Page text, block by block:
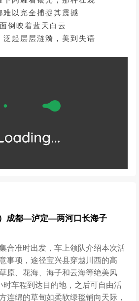
望见圣洁的雪山尖顶
下闪耀着银光，那种壮观
难以完全捕捉其震撼
泛起层层涟漪，美到失语
合准时出发，车上领队介绍本次活
事项，途径宝兴县穿越川西的高
原、花海、海子和云海等绝美风